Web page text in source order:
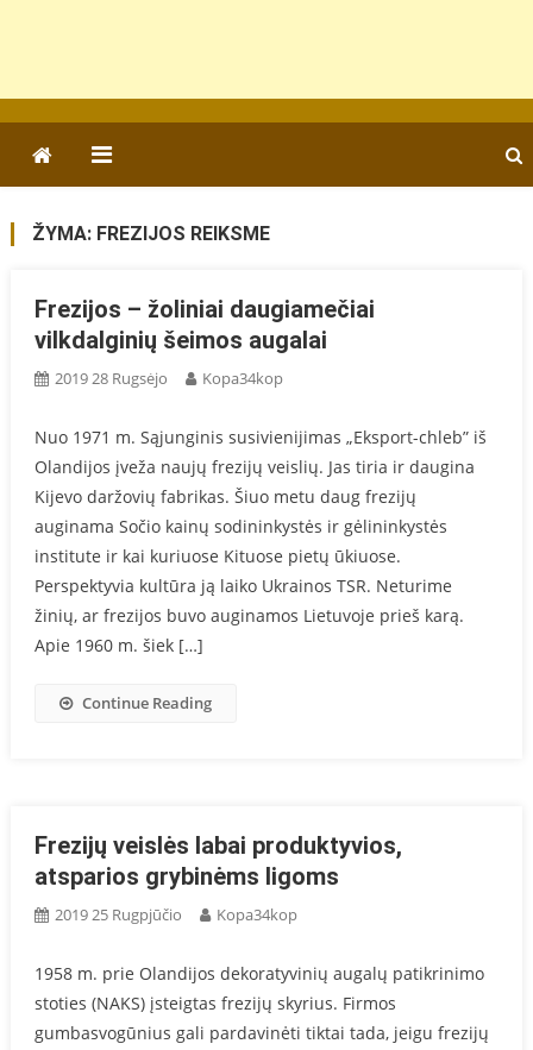
ŽYMA: FREZIJOS REIKSME
Frezijos – žoliniai daugiamečiai
vilkdalginių šeimos augalai
2019 28 Rugsėjo Kopa34kop
Nuo 1971 m. Sąjunginis susivienijimas „Eksport-chleb” iš
Olandijos įveža naujų frezijų veislių. Jas tiria ir daugina
Kijevo daržovių fabrikas. Šiuo metu daug frezijų
auginama Sočio kainų sodininkystės ir gėlininkystės
institute ir kai kuriuose Kituose pietų ūkiuose.
Perspektyvia kultūra ją laiko Ukrainos TSR. Neturime
žinių, ar frezijos buvo auginamos Lietuvoje prieš karą.
Apie 1960 m. šiek […]
Continue Reading
Frezijų veislės labai produktyvios,
atsparios grybinėms ligoms
2019 25 Rugpjūčio Kopa34kop
1958 m. prie Olandijos dekoratyvinių augalų patikrinimo
stoties (NAKS) įsteigtas frezijų skyrius. Firmos
gumbasvogūnius gali pardavinėti tiktai tada, jeigu frezijų